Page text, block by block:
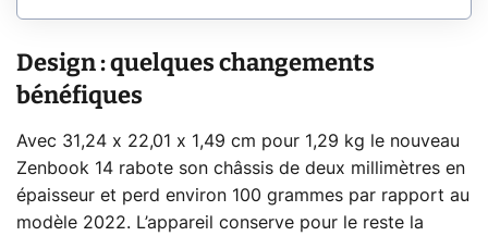
Design : quelques changements
bénéfiques
Avec 31,24 x 22,01 x 1,49 cm pour 1,29 kg le nouveau
Zenbook 14 rabote son châssis de deux millimètres en
épaisseur et perd environ 100 grammes par rapport au
modèle 2022. L’appareil conserve pour le reste la